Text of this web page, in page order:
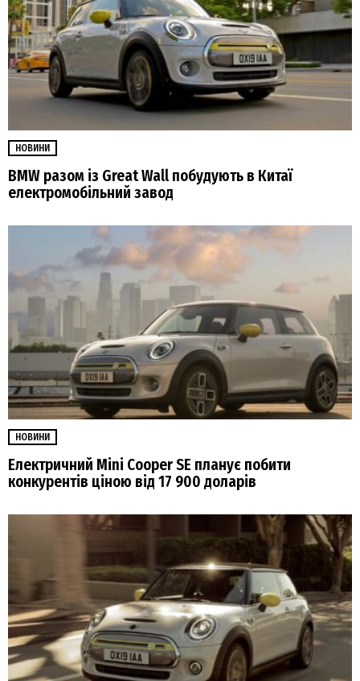
НОВИНИ
BMW разом із Great Wall побудують в Китаї
електромобільний завод
НОВИНИ
Електричний Mini Cooper SE планує побити
конкурентів ціною від 17 900 доларів